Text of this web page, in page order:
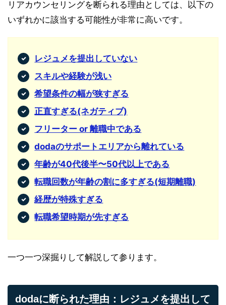
リアカウンセリングを断られる理由としては、以下の
いずれかに該当する可能性が非常に高いです。
レジュメを提出していない
スキルや経験が浅い
希望条件の幅が狭すぎる
正直すぎる(ネガティブ)
フリーター or 離職中である
dodaのサポートエリアから離れている
年齢が40代後半〜50代以上である
転職回数が年齢の割に多すぎる(短期離職)
経歴が特殊すぎる
転職希望時期が先すぎる
一つ一つ深掘りして解説して参ります。
dodaに断られた理由：レジュメを提出して